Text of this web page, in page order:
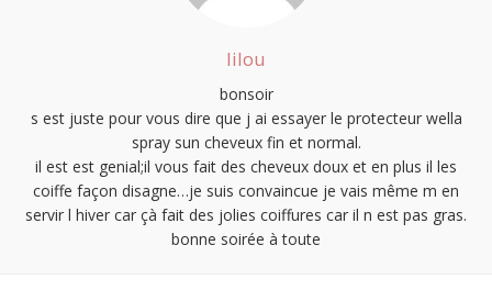
lilou
bonsoir
s est juste pour vous dire que j ai essayer le protecteur wella
spray sun cheveux fin et normal.
il est est genial;il vous fait des cheveux doux et en plus il les
coiffe façon disagne…je suis convaincue je vais même m en
servir l hiver car çà fait des jolies coiffures car il n est pas gras.
bonne soirée à toute